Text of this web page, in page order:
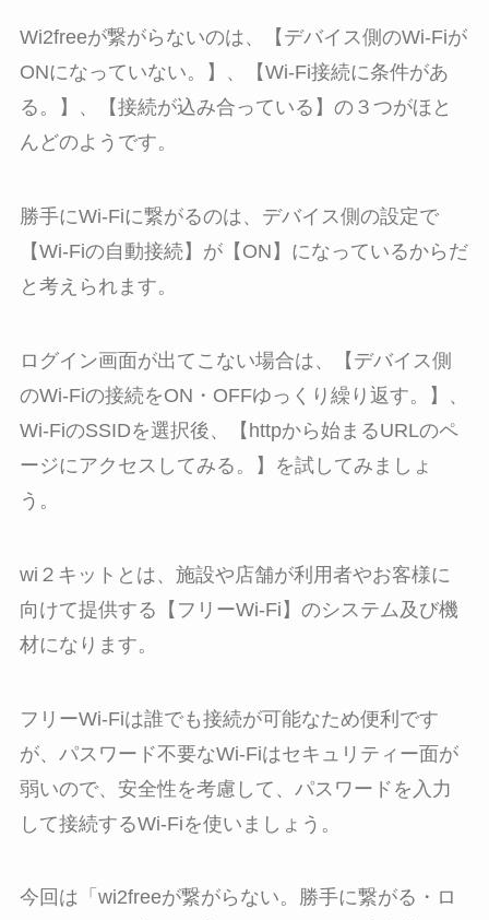
Wi2freeが繋がらないのは、【デバイス側のWi-Fiが
ONになっていない。】、【Wi-Fi接続に条件があ
る。】、【接続が込み合っている】の３つがほと
んどのようです。
勝手にWi-Fiに繋がるのは、デバイス側の設定で
【Wi-Fiの自動接続】が【ON】になっているからだ
と考えられます。
ログイン画面が出てこない場合は、【デバイス側
のWi-Fiの接続をON・OFFゆっくり繰り返す。】、
Wi-FiのSSIDを選択後、【httpから始まるURLのペ
ージにアクセスしてみる。】を試してみましょ
う。
wi２キットとは、施設や店舗が利用者やお客様に
向けて提供する【フリーWi-Fi】のシステム及び機
材になります。
フリーWi-Fiは誰でも接続が可能なため便利です
が、パスワード不要なWi-Fiはセキュリティー面が
弱いので、安全性を考慮して、パスワードを入力
して接続するWi-Fiを使いましょう。
今回は「wi2freeが繋がらない。勝手に繋がる・ロ